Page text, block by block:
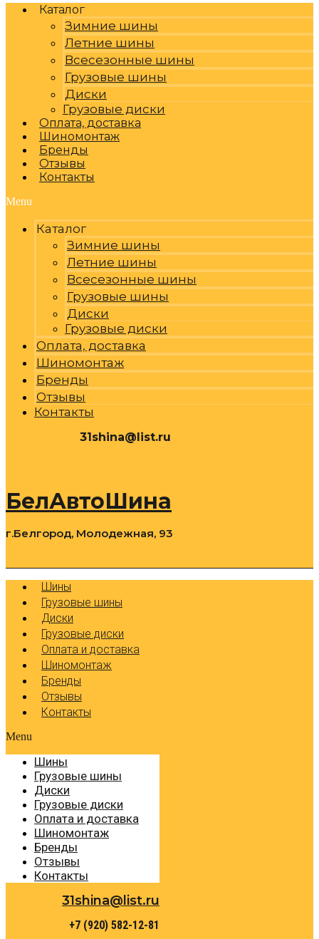
Каталог
Зимние шины
Летние шины
Всесезонные шины
Грузовые шины
Диски
Грузовые диски
Оплата, доставка
Шиномонтаж
Бренды
Отзывы
Контакты
Menu
Каталог
Зимние шины
Летние шины
Всесезонные шины
Грузовые шины
Диски
Грузовые диски
Оплата, доставка
Шиномонтаж
Бренды
Отзывы
Контакты
31shina@list.ru
БелАвтоШина
г.Белгород, Молодежная, 93
Шины
Грузовые шины
Диски
Грузовые диски
Оплата и доставка
Шиномонтаж
Бренды
Отзывы
Контакты
Menu
Шины
Грузовые шины
Диски
Грузовые диски
Оплата и доставка
Шиномонтаж
Бренды
Отзывы
Контакты
31shina@list.ru
+7 (920) 582-12-81